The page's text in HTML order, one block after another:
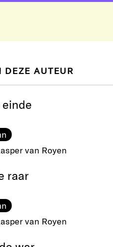
DEZE AUTEUR
van Royen
raar
van Royen